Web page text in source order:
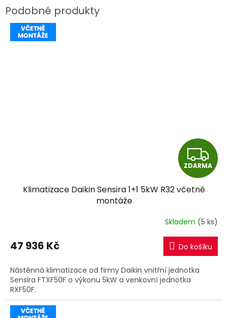
Z
D
R
M
A
ZDARMA
Klimatizace Daikin Sensira 1+1 5kW R32 včetně
montáže
Skladem (5 ks)
47 936 Kč Do košíku
Nástěnná klimatizace od firmy Daikin vnitřní jednotka
Sensira FTXF50F o výkonu 5kW a venkovní jednotka
RXF50F.